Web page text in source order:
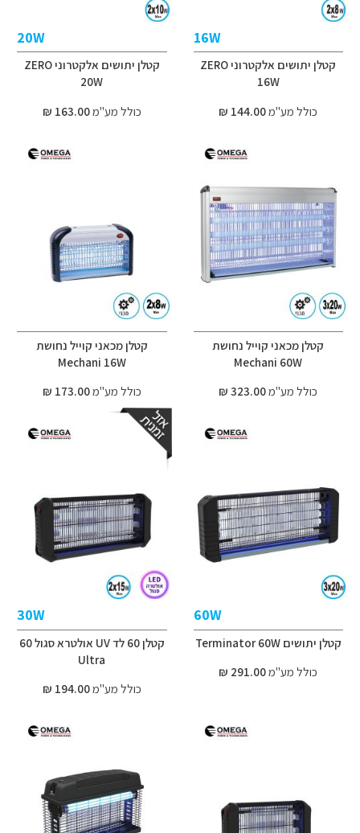
16W
קטלן יתושים אלקטרוני ZERO
16W
כולל מע"מ144.00 ₪
20W
קטלן יתושים אלקטרוני ZERO
20W
כולל מע"מ163.00 ₪
קטלן מכאני קוייל נחושת
Mechani 60W
כולל מע"מ323.00 ₪
קטלן מכאני קוייל נחושת
Mechani 16W
כולל מע"מ173.00 ₪
60W
קטלן יתושים Terminator 60W
כולל מע"מ291.00 ₪
30W
קטלן 60 לד UV אולטרא סגול 60
Ultra
כולל מע"מ194.00 ₪